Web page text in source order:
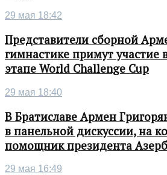
29 мая 18:42
Представители сборной
гимнастике примут участие
этапе World Challenge Cup
29 мая 18:40
В Братиславе Армен
в панельной дискуссии, на
помощник президента
29 мая 16:49